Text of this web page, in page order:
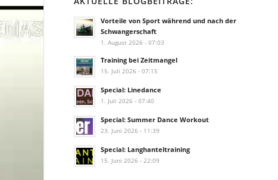
Vorteile von Sport während und nach der
Schwangerschaft
1. August 2026 - 07:03
Training bei Zeitmangel
15. Juli 2026 - 07:15
Special: Linedance
1. Juli 2026 - 07:40
Special: Summer Dance Workout
23. Juni 2026 - 11:39
Special: Langhanteltraining
15. Juni 2026 - 22:09